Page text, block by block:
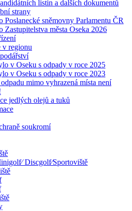
listin a dalších dokumentů
strany
Poslanecké sněmovny Parlamentu ČR
Zastupitelstva města Oseka 2026
v regionu
v Oseku s odpady v roce 2025
v Oseku s odpady v roce 2023
mimo vyhrazená místa není
jedlých olejů a tuků
soukromí
Discgolf⁄Sportoviště